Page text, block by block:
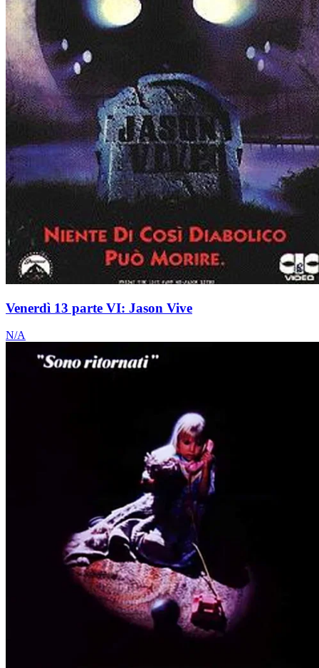
Venerdì 13 parte VI: Jason Vive
N/A